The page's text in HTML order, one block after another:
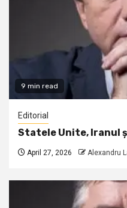
9 min read
Editorial
Statele Unite, Iranul
April 27, 2026 Alexandru